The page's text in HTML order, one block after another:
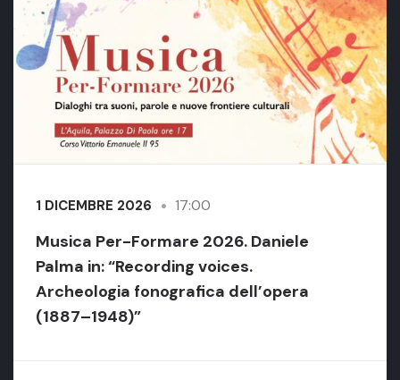
1 DICEMBRE 2026 17:00
Musica Per-Formare 2026. Daniele
Palma in: “Recording voices.
Archeologia fonografica dell’opera
(1887–1948)”